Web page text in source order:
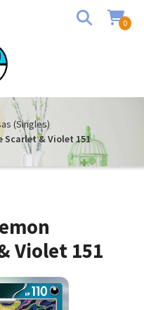
0
(Singles)
Scarlet & Violet 151
Violet 151